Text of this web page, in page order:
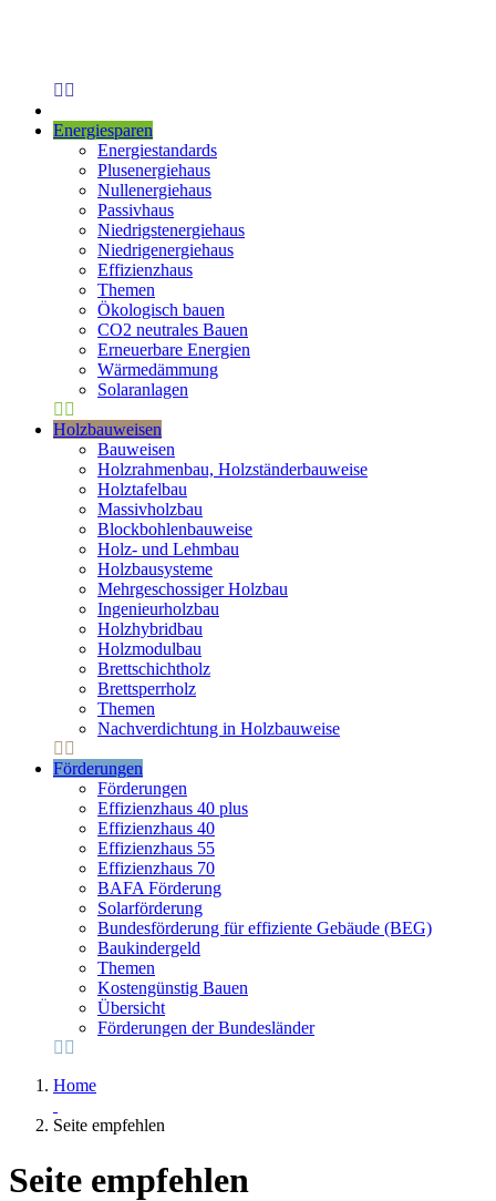
Energiesparen
Energiestandards
Plusenergiehaus
Nullenergiehaus
Passivhaus
Niedrigstenergiehaus
Niedrigenergiehaus
Effizienzhaus
Themen
Ökologisch bauen
CO2 neutrales Bauen
Erneuerbare Energien
Wärmedämmung
Solaranlagen
Holzbauweisen
Bauweisen
Holzrahmenbau, Holzständerbauweise
Holztafelbau
Massivholzbau
Blockbohlenbauweise
Holz- und Lehmbau
Holzbausysteme
Mehrgeschossiger Holzbau
Ingenieurholzbau
Holzhybridbau
Holzmodulbau
Brettschichtholz
Brettsperrholz
Themen
Nachverdichtung in Holzbauweise
Förderungen
Förderungen
Effizienzhaus 40 plus
Effizienzhaus 40
Effizienzhaus 55
Effizienzhaus 70
BAFA Förderung
Solarförderung
Bundesförderung für effiziente Gebäude (BEG)
Baukindergeld
Themen
Kostengünstig Bauen
Übersicht
Förderungen der Bundesländer
Home
Seite empfehlen
Seite empfehlen